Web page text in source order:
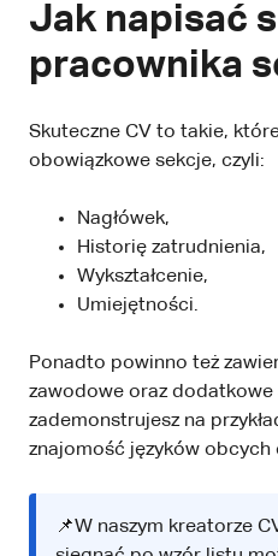
Jak napisać
pracownika
Skuteczne CV to takie,
obowiązkowe sekcje, czyli:
Nagłówek,
Historię zatrudnienia,
Wykształcenie,
Umiejętności.
Ponadto powinno też
zawodowe oraz
zademonstrujesz na
znajomość języków obcych
📌W naszym kreatorze